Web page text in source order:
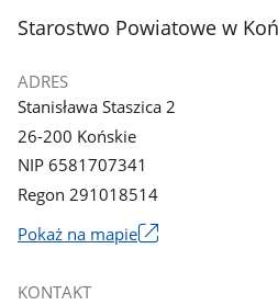
galerii.
stopka
Starostwo Powiatowe w
ADRES
Stanisława Staszica 2
26-200 Końskie
NIP 6581707341
Regon 291018514
Pokaż na mapieLink
KONTAKT